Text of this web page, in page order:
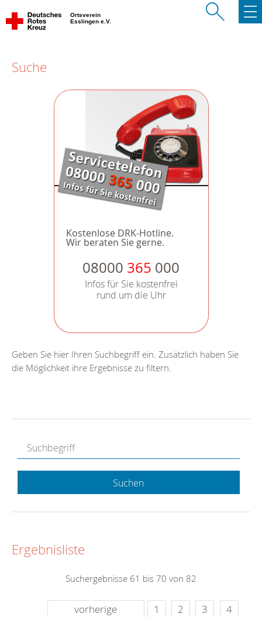
Ortsverein
Esslingen e.V.
Suche
Kostenlose DRK-Hotline.
Wir beraten Sie gerne.
08000 365 000
Infos für Sie kostenfrei
rund um die Uhr
Geben Sie hier Ihren Suchbegriff ein. Zusätzlich haben Sie
die Möglichkeit ihre Ergebnisse zu filtern.
Suchen
Ergebnisliste
Suchergebnisse 61 bis 70 von 82
vorherige 1 2 3
4